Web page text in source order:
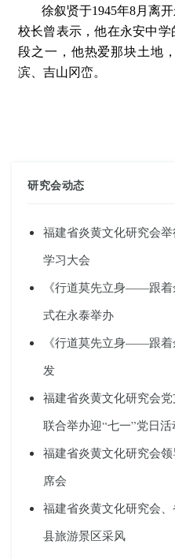
徐叙贤于1945年8月离
校长曾表示，他在永安中
段之一，他热爱那块土地
滨、吉山冈峦。
研究会动态
福建省炎黄文化研究会
学习大会
《行道莫先立身——跟
式在永泰举办
《行道莫先立身——跟
发
福建省炎黄文化研究会
联合举办迎“七一”党日活
福建省炎黄文化研究会
席会
福建省炎黄文化研究会
县旅游景区采风